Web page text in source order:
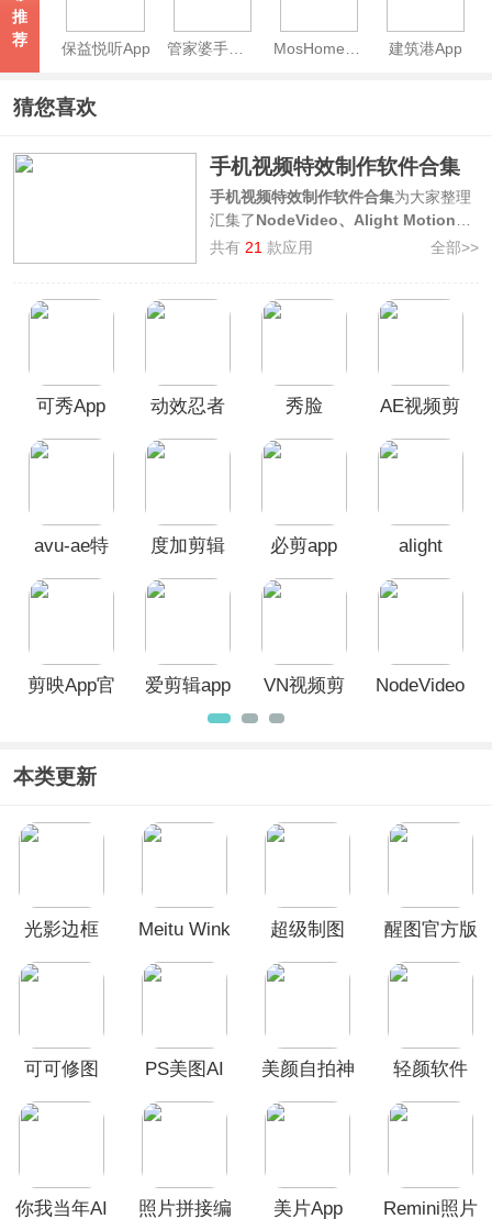
推
荐
保益悦听App 管家婆手机版 建筑港App
猜您喜欢
手机视频特效制作软件合集
手机视频特效制作软件合集为大家整理
汇集了NodeVideo、Alight Motion、
剪映、爱剪辑等多款功能强大且易于上
添加镜头特效、音乐特效、动画特效
迎前来本合集中挑选下载使用！
共有 21 款应用 全部>>
可秀App
动效忍者
效制作
秀脸
AE视频剪
avu-ae特
作软件
度加剪辑
必剪app
alight
辑软件最
剪映App官
爱剪辑app
VN视频剪
辑软件
NodeVideo
本类更新
光影边框
Meitu Wink
超级制图
醒图官方版
可可修图
PS美图AI
美颜自拍神
轻颜软件
你我当年AI
照片拼接编
美片App
Remini照片